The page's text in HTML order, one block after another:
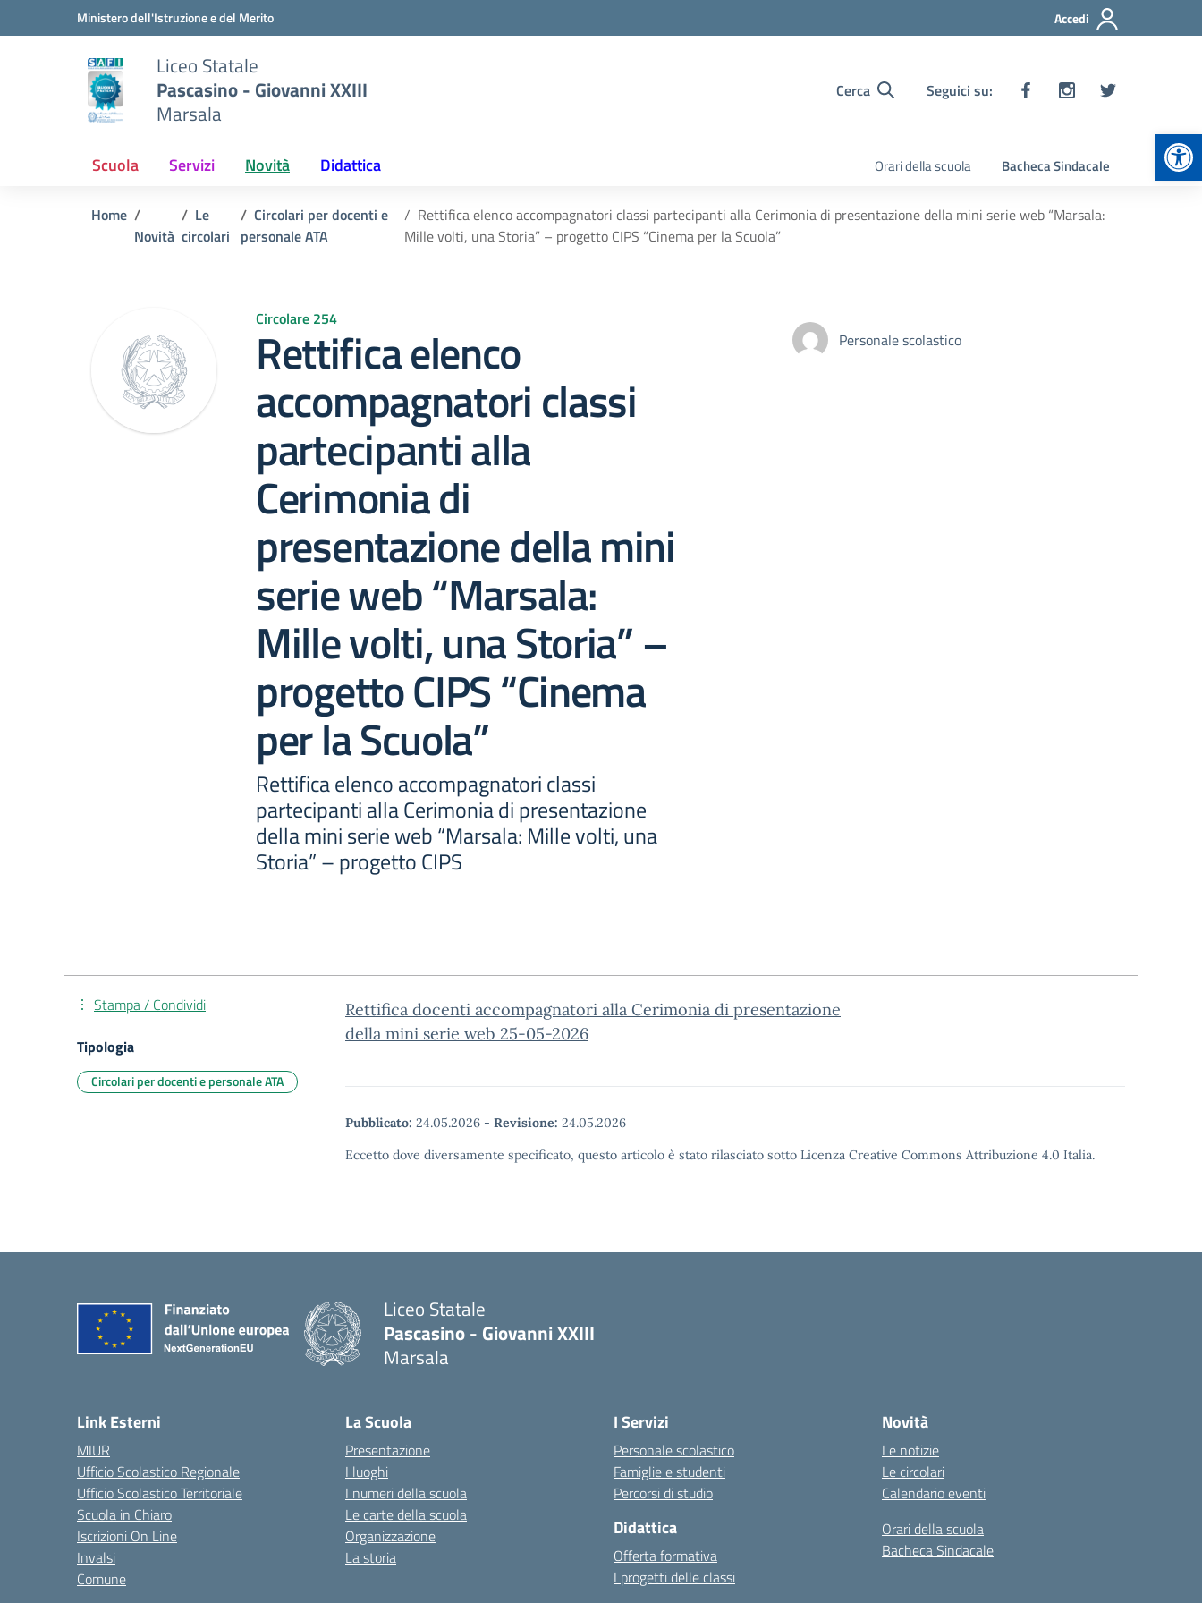
Vai ai contenuti
Vai al menu di navigazioneMinistero dell'Istruzione e del Merito Accedi
Liceo Statale
Pascasino - Giovanni XXIII
Marsala
Cerca Seguici su:
Scuola Servizi Novità Didattica Orari della scuola Bacheca Sindacale
Home
Novità
Le
circolari
Circolari per docenti e
personale ATA
Rettifica elenco accompagnatori classi partecipanti alla Cerimonia di presentazione della mini serie web “Marsala:
Mille volti, una Storia” – progetto CIPS “Cinema per la Scuola”
Circolare 254
Rettifica elenco
accompagnatori classi
partecipanti alla
Cerimonia di
presentazione della mini
serie web “Marsala:
Mille volti, una Storia” –
progetto CIPS “Cinema
per la Scuola”
Rettifica elenco accompagnatori classi
partecipanti alla Cerimonia di presentazione
della mini serie web “Marsala: Mille volti, una
Storia” – progetto CIPS
Personale scolastico
Rettifica docenti accompagnatori alla Cerimonia di presentazione
della mini serie web 25-05-2026
Pubblicato: 24.05.2026 - Revisione: 24.05.2026
Eccetto dove diversamente specificato, questo articolo è stato rilasciato sotto Licenza Creative Commons Attribuzione 4.0 Italia.
Stampa / Condividi
Tipologia
Circolari per docenti e personale ATA
Liceo Statale
Pascasino - Giovanni XXIII
Marsala
Link Esterni
MIUR
Ufficio Scolastico Regionale
Ufficio Scolastico Territoriale
Scuola in Chiaro
Iscrizioni On Line
Invalsi
Comune
La Scuola
Presentazione
I luoghi
I numeri della scuola
Le carte della scuola
Organizzazione
La storia
I Servizi
Personale scolastico
Famiglie e studenti
Percorsi di studio
Didattica
Offerta formativa
I progetti delle classi
Novità
Le notizie
Le circolari
Calendario eventi
Orari della scuola
Bacheca Sindacale